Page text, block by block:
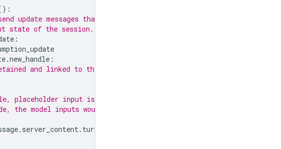
update messages that may
state of the session.
:
.new_handle :
and linked to the session.
placeholder input is continually fed
the model inputs would come from
. server_content. turn_complete